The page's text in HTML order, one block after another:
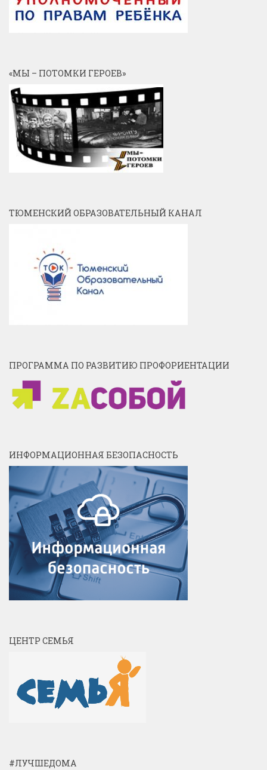
«МЫ – ПОТОМКИ ГЕРОЕВ»
ТЮМЕНСКИЙ ОБРАЗОВАТЕЛЬНЫЙ КАНАЛ
ПРОГРАММА ПО РАЗВИТИЮ ПРОФОРИЕНТАЦИИ
ИНФОРМАЦИОННАЯ БЕЗОПАСНОСТЬ
ЦЕНТР СЕМЬЯ
#ЛУЧШЕДОМА